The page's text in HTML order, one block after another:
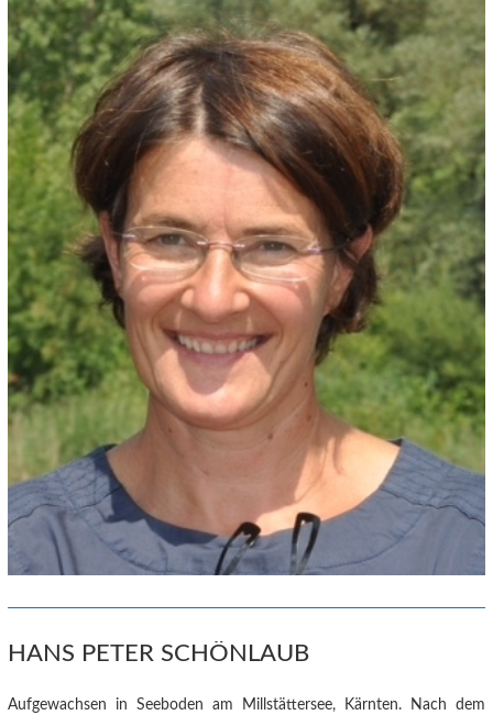
HANS PETER SCHÖNLAUB
Aufgewachsen in Seeboden am Millstättersee, Kärnten. Nach dem